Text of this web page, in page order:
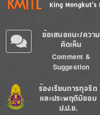
ข้อเสนอแนะ/ความ
คิดเห็น
Comment &
Suggestion
Image
ร้องเรียนการทุจริต
และประพฤติมิชอบ
ป.ป.ช.